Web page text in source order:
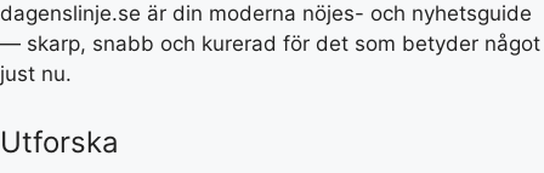
dagenslinje.se är din moderna nöjes- och nyhetsguide
— skarp, snabb och kurerad för det som betyder något
just nu.
Utforska